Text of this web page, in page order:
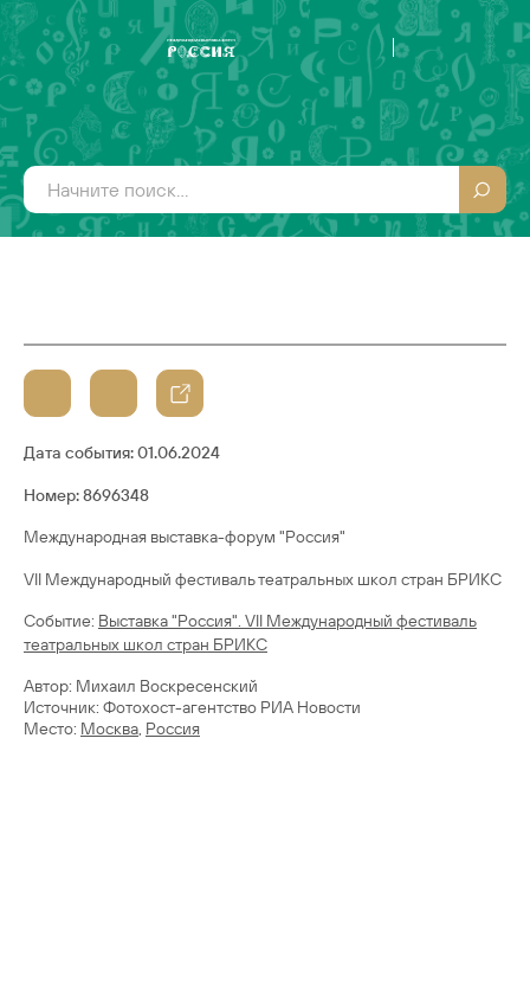
Дата события:01.06.2024
Номер: 8696348
Международная выставка-форум "Россия"
VII Международный фестиваль театральных школ стран БРИКС
Cобытие: Выставка "Россия". VII Международный фестиваль
театральных школ стран БРИКС
Автор: Михаил Воскресенский
Источник: Фотохост-агентство РИА Новости
Место: Москва, Россия